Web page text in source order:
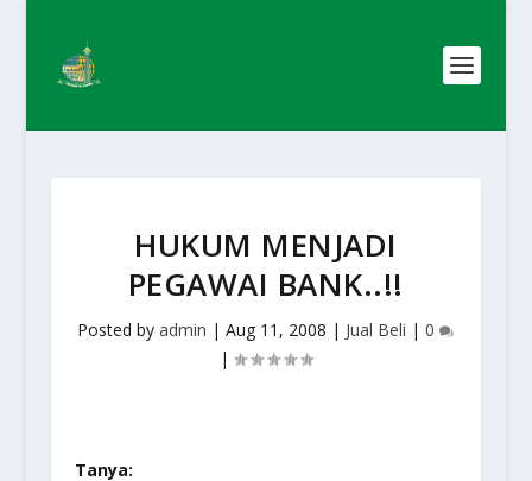
HUKUM MENJADI
PEGAWAI BANK..!!
Posted byadmin |Aug 11, 2008 | Jual Beli |0
|
Tanya: